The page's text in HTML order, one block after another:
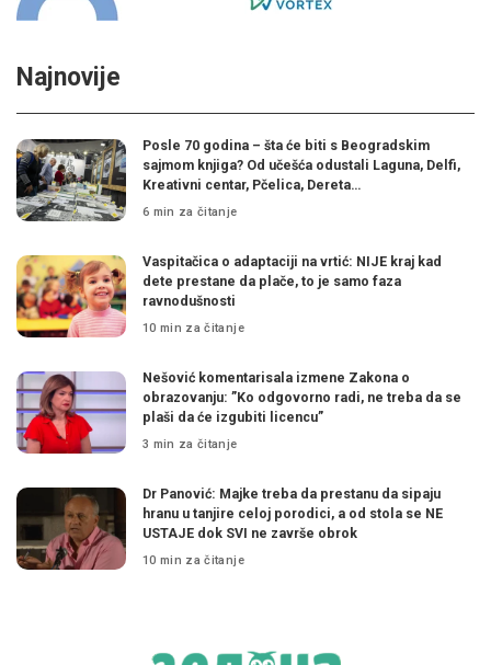
Najnovije
Posle 70 godina – šta će biti s Beogradskim
sajmom knjiga? Od učešća odustali Laguna, Delfi,
Kreativni centar, Pčelica, Dereta…
6 min za čitanje
Vaspitačica o adaptaciji na vrtić: NIJE kraj kad
dete prestane da plače, to je samo faza
ravnodušnosti
10 min za čitanje
Nešović komentarisala izmene Zakona o
obrazovanju: ”Ko odgovorno radi, ne treba da se
plaši da će izgubiti licencu”
3 min za čitanje
Dr Panović: Majke treba da prestanu da sipaju
hranu u tanjire celoj porodici, a od stola se NE
USTAJE dok SVI ne završe obrok
10 min za čitanje